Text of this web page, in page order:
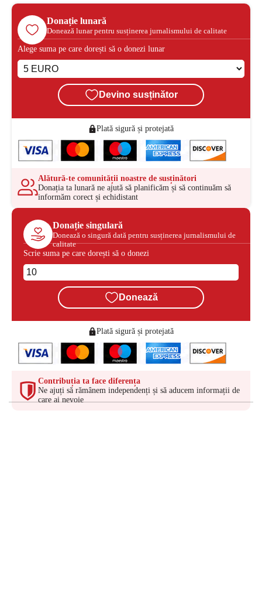
Donație lunară
Donează lunar pentru susținerea jurnalismului de calitate
Alege suma pe care dorești să o donezi lunar
Devino susținător
Plată sigură și protejată
Alătură-te comunității noastre de susținători
Donația ta lunară ne ajută să planificăm și să continuăm să
informăm corect și echidistant
Donație singulară
Donează o singură dată pentru susținerea jurnalismului de
calitate
Scrie suma pe care dorești să o donezi
Donează
Plată sigură și protejată
Contribuția ta face diferența
Ne ajuți să rămânem independenți și să aducem informații de
care ai nevoie